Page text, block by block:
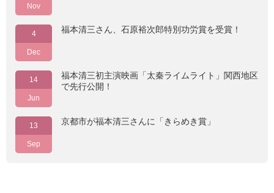
Nov
4
Dec
福本清三さん、石原裕次郎特別功労賞を受賞！
14
Jun
福本清三初主演映画「太秦ライムライト」関西地区
で先行公開！
13
Sep
京都市が福本清三さんに「きらめき賞」